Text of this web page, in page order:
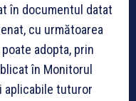
în documentul datat
cu următoarea
adopta, prin
în Monitorul
aplicabile tuturor